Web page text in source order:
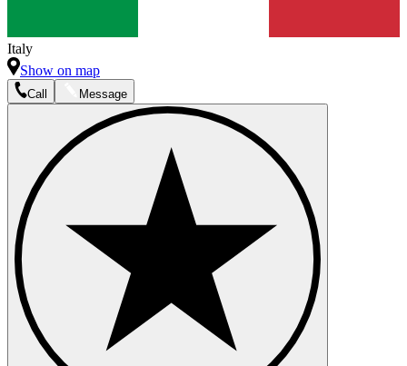
Italy
Show on map
Call Message